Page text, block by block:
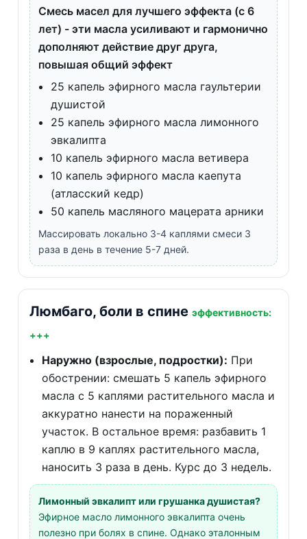
Смесь масел для лучшего эффекта (с 6
лет) - эти масла усиливают и гармонично
дополняют действие друг друга,
повышая общий эффект
25 капель эфирного масла гаультерии
душистой
25 капель эфирного масла лимонного
эвкалипта
10 капель эфирного масла ветивера
10 капель эфирного масла каепута
(атласский кедр)
50 капель масляного мацерата арники
Массировать локально 3-4 каплями смеси 3
раза в день в течение 5-7 дней.
Люмбаго, боли в спине эффективность:
+++
Наружно (взрослые, подростки): При
обострении: смешать 5 капель эфирного
масла с 5 каплями растительного масла и
аккуратно нанести на пораженный
участок. В остальное время: разбавить 1
каплю в 9 каплях растительного масла,
наносить 3 раза в день. Курс до 3 недель.
Лимонный эвкалипт или грушанка душистая?
Эфирное масло лимонного эвкалипта очень
полезно при болях в спине. Однако эталонным